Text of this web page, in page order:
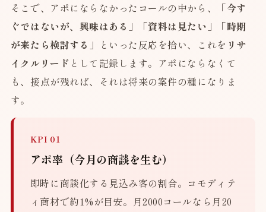
そこで、アポにならなかったコールの中から、
「今す
ぐではないが、興味はある」「資料は見たい」「時期
が来たら検討する」
といった反応を拾い、これを リサ
イクルリード として記録します。アポにならなくて
も、接点が残れば、それは将来の案件の種になりま
す。
KPI 01
アポ率（今月の商談を生む）
即時に商談化する見込み客の割合。コモディテ
ィ商材で約1%が目安。月2000コールなら月20